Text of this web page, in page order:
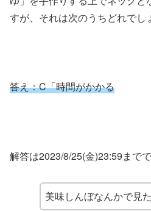
すが、それは次のうちどれでし
答え：C「時間がかかる
解答は2023/8/25(金)23:59までで
美味しんぼなんかで見